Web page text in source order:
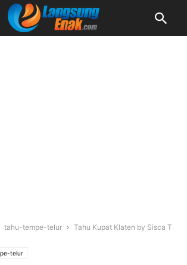
tahu-tempe-telur
Tahu Kupat Klaten by Sisca T
telur